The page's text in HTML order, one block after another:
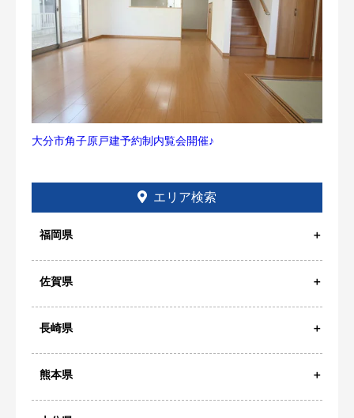
大分市角子原戸建予約制内覧会開催♪
エリア検索
福岡県
佐賀県
長崎県
熊本県